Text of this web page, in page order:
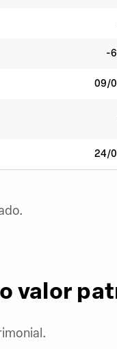
-
09/
24/
valor